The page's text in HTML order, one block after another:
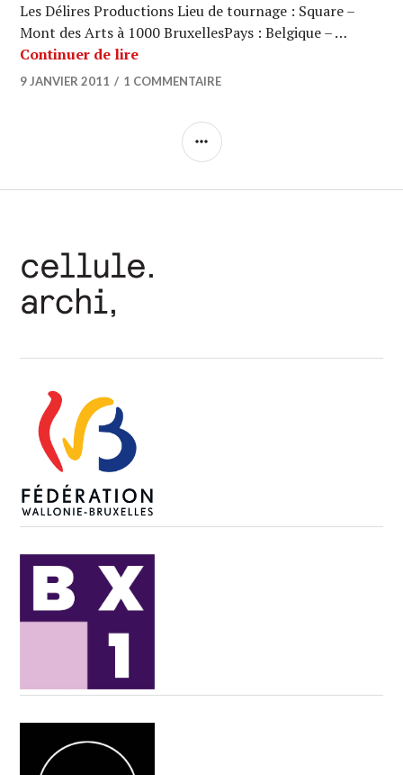
Les Délires Productions Lieu de tournage : Square –
Mont des Arts à 1000 BruxellesPays : Belgique – …
Continuer de lireARCHI URBAIN (05/14) : Tours et
9 JANVIER 2011 1 COMMENTAIRE
COLONNE